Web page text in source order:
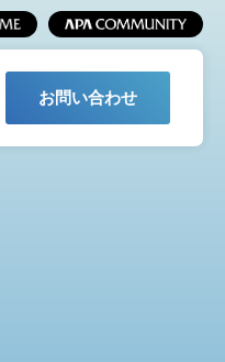
お問い合わせ